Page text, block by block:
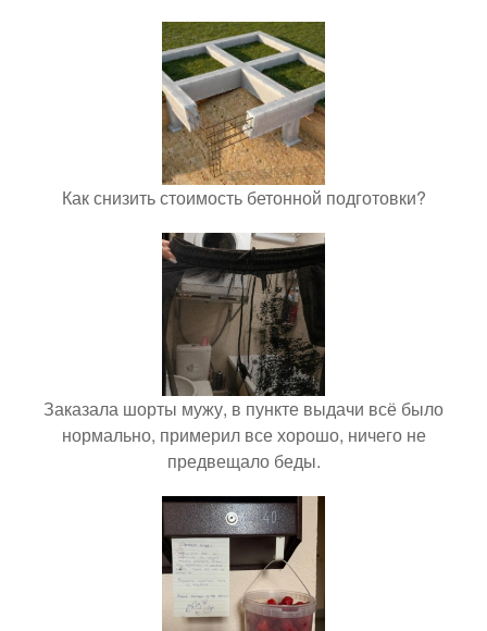
Как снизить стоимость бетонной подготовки?
Заказала шорты мужу, в пункте выдачи всё было
нормально, примерил все хорошо, ничего не
предвещало беды.